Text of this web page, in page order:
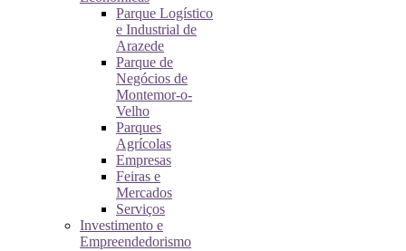
Parque Logístico
e Industrial de
Arazede
Parque de
Negócios de
Montemor-o-
Velho
Parques
Agrícolas
Empresas
Feiras e
Mercados
Serviços
Investimento e
Empreendedorismo